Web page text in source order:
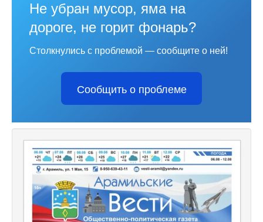
Не убран мусор, яма на
дороге, не горит фонарь?
Столкнулись с проблемой — сообщите о ней!
Сообщить о проблеме